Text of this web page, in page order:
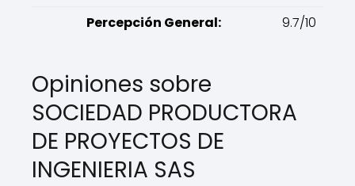
Percepción General: 9.7/10
Opiniones sobre
SOCIEDAD PRODUCTORA
DE PROYECTOS DE
INGENIERIA SAS